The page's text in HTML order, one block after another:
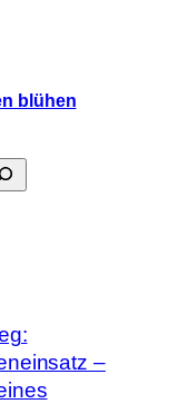
blühen
–